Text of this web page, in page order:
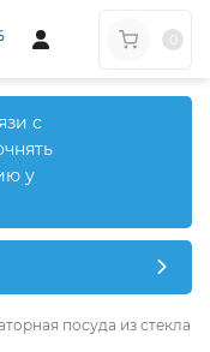
с
у
посуда из стекла